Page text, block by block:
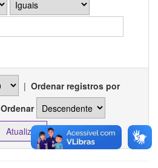
| Ordenar registros por
Ordenar